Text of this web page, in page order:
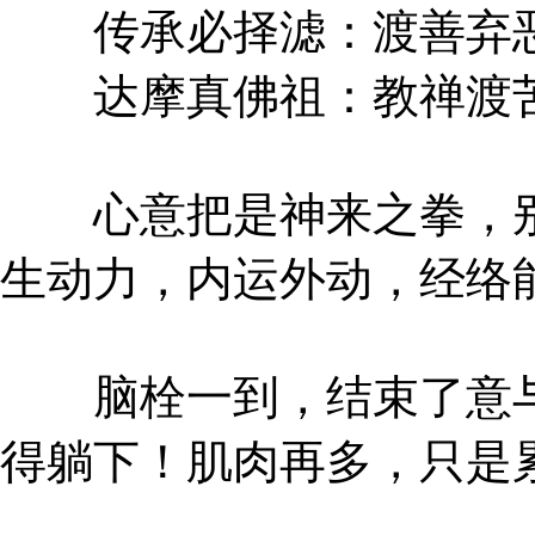
传承必择滤：渡善弃
达摩真佛祖：教禅渡
心意把是神来之拳，
生动力，内运外动，经络
脑栓一到，结束了意
得躺下！肌肉再多，只是